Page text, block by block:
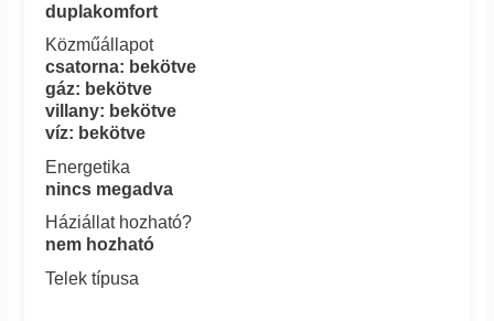
duplakomfort
Közműállapot
csatorna: bekötve
gáz: bekötve
villany: bekötve
víz: bekötve
Energetika
nincs megadva
Háziállat hozható?
nem hozható
Telek típusa